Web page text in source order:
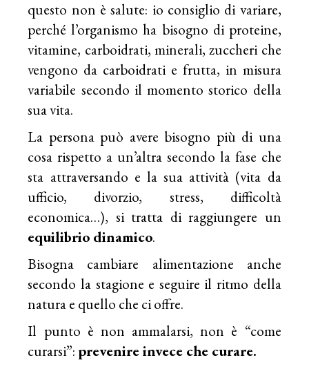
questo non è salute: io consiglio di variare,
perché l’organismo ha bisogno di proteine,
vitamine, carboidrati, minerali, zuccheri che
vengono da carboidrati e frutta, in misura
variabile secondo il momento storico della
sua vita.
La persona può avere bisogno più di una
cosa rispetto a un’altra secondo la fase che
sta attraversando e la sua attività (vita da
ufficio, divorzio, stress, difficoltà
economica…), si tratta di raggiungere un
equilibrio dinamico.
Bisogna cambiare alimentazione anche
secondo la stagione e seguire il ritmo della
natura e quello che ci offre.
Il punto è non ammalarsi, non è “come
curarsi”: prevenire invece che curare.